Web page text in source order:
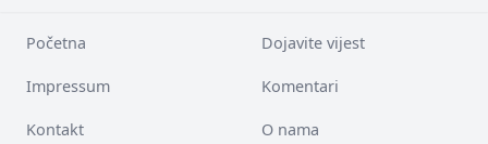
Početna Dojavite vijest
Impressum Komentari
Kontakt O nama